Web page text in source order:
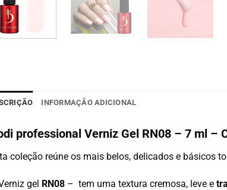
INFORMAÇÃO ADICIONAL
professional Verniz Gel RN08 – 7 ml –
coleção reúne os mais belos, delicados e básicos
gel RN08 – tem uma textura cremosa, leve e